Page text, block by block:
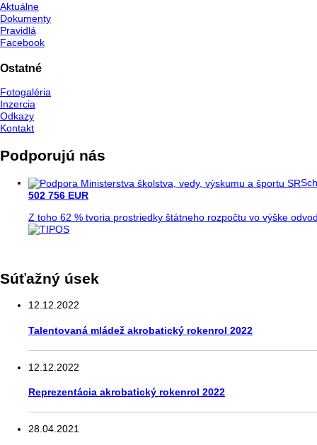
Aktuálne
Dokumenty
Pravidlá
Facebook
Ostatné
Fotogaléria
Inzercia
Odkazy
Kontakt
Podporujú nás
502 756 EUR
Z toho 62 % tvoria prostriedky štátneho rozpočtu vo výške
Súťažný úsek
12.12.2022
Talentovaná mládež akrobatický rokenrol 2022
12.12.2022
Reprezentácia akrobatický rokenrol 2022
28.04.2021